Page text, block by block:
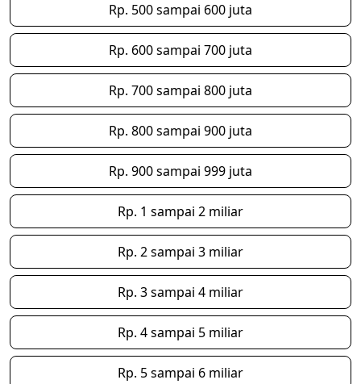
Rp. 500 sampai 600 juta
Rp. 600 sampai 700 juta
Rp. 700 sampai 800 juta
Rp. 800 sampai 900 juta
Rp. 900 sampai 999 juta
Rp. 1 sampai 2 miliar
Rp. 2 sampai 3 miliar
Rp. 3 sampai 4 miliar
Rp. 4 sampai 5 miliar
Rp. 5 sampai 6 miliar